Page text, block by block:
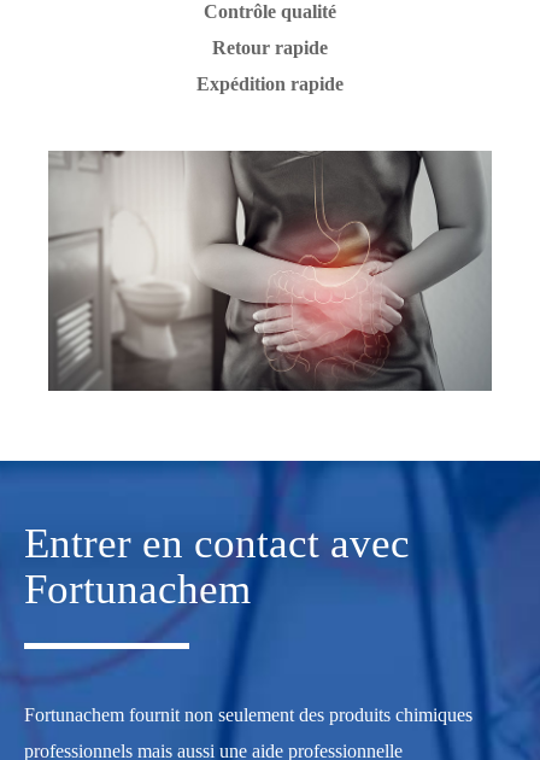
Contrôle qualité
Retour rapide
Expédition rapide
Entrer en contact avec
Fortunachem
Fortunachem fournit non seulement des produits chimiques
professionnels mais aussi une aide professionnelle